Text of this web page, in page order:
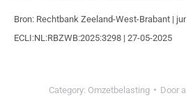
Bron: Rechtbank Zeeland-West-Brabant |
ECLI:NL:RBZWB:2025:3298 | 27-05-2025
Category: Omzetbelasting Door